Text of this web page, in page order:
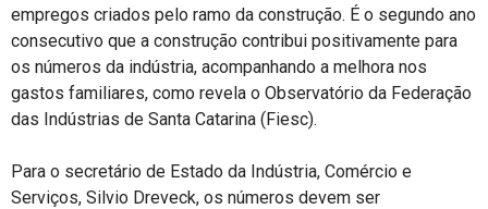
empregos criados pelo ramo da construção. É o segundo ano
consecutivo que a construção contribui positivamente para
os números da indústria, acompanhando a melhora nos
gastos familiares, como revela o Observatório da Federação
das Indústrias de Santa Catarina (Fiesc).
Para o secretário de Estado da Indústria, Comércio e
Serviços, Silvio Dreveck, os números devem ser